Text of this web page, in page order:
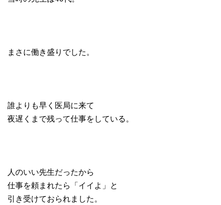
まさに働き盛りでした。
誰よりも早く医局に来て
夜遅くまで残って仕事をしている。
人のいい先生だったから
仕事を頼まれたら「イイよ」と
引き受けておられました。